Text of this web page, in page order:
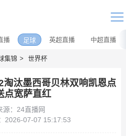
播 足球 英超直播 中超直播
集锦 世界杯
淘汰墨西哥贝林双响凯恩点
点宽萨直红
源：24直播网
2026-07-07 15:17:53